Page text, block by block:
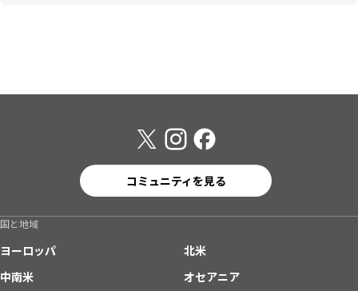
コミュニティを見る
国と地域
ヨーロッパ
北米
中南米
オセアニア